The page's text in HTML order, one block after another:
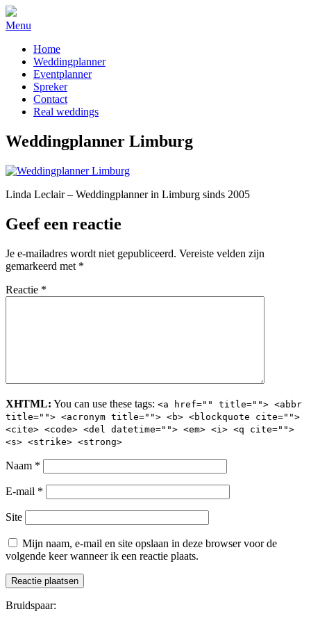
Menu
Home
Weddingplanner
Eventplanner
Spreker
Contact
Real weddings
Weddingplanner Limburg
Linda Leclair – Weddingplanner in Limburg sinds 2005
Geef een reactie
Je e-mailadres wordt niet gepubliceerd. Vereiste velden zijn
gemarkeerd met *
Reactie *
XHTML: You can use these tags: <a href="" title=""> <abbr
title=""> <acronym title=""> <b> <blockquote cite="">
<cite> <code> <del datetime=""> <em> <i> <q cite="">
<s> <strike> <strong>
Naam *
E-mail *
Site
Mijn naam, e-mail en site opslaan in deze browser voor de
volgende keer wanneer ik een reactie plaats.
Bruidspaar: